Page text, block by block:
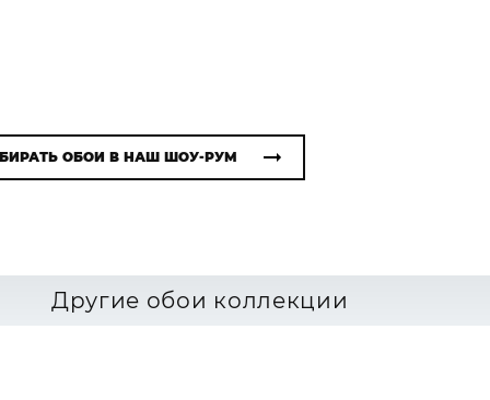
ОБОИ В НАШ ШОУ-РУМ
Другие обои коллекции